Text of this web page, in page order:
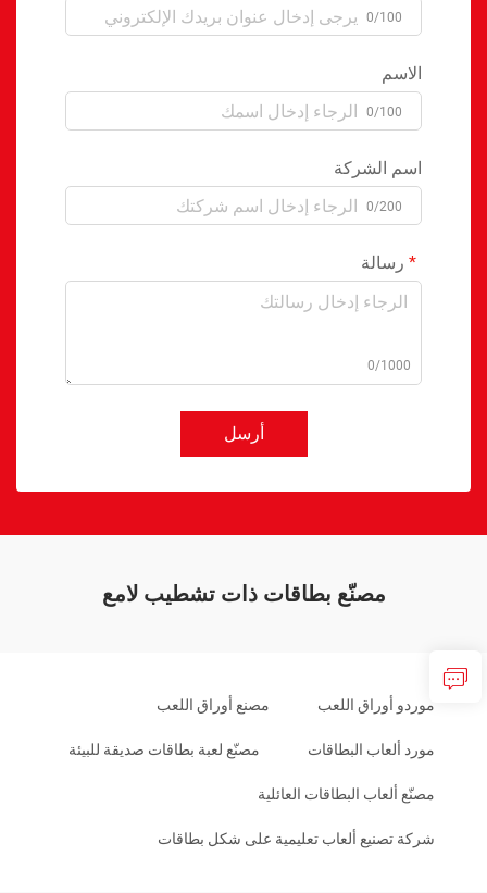
0/100
الاسم
0/100
اسم الشركة
0/200
رسالة
0/1000
أرسل
مصنّع بطاقات ذات تشطيب لامع
موردو أوراق اللعب مصنع أوراق اللعب
مورد ألعاب البطاقات مصنّع لعبة بطاقات صديقة للبيئة
مصنّع ألعاب البطاقات العائلية
شركة تصنيع ألعاب تعليمية على شكل بطاقات